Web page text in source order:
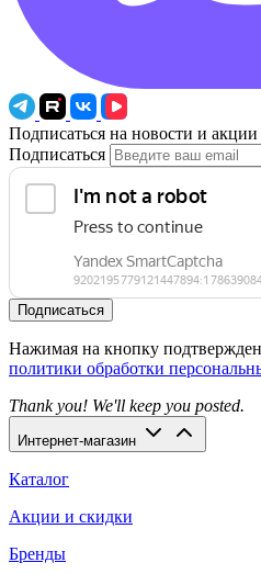
Подписаться на новости и акции
Подписаться
Подписаться
Нажимая на кнопку
политики обработки
Thank you! We'll keep you posted.
Интернет-магазин
Каталог
Акции и скидки
Бренды